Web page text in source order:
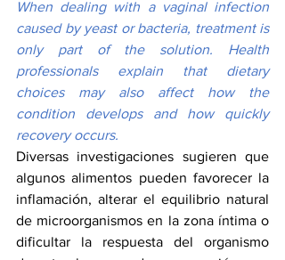
When dealing with a vaginal infection
caused by yeast or bacteria, treatment is
only part of the solution. Health
professionals explain that dietary
choices may also affect how the
condition develops and how quickly
recovery occurs.
Diversas investigaciones sugieren que
algunos alimentos pueden favorecer la
inflamación, alterar el equilibrio natural
de microorganismos en la zona íntima o
dificultar la respuesta del organismo